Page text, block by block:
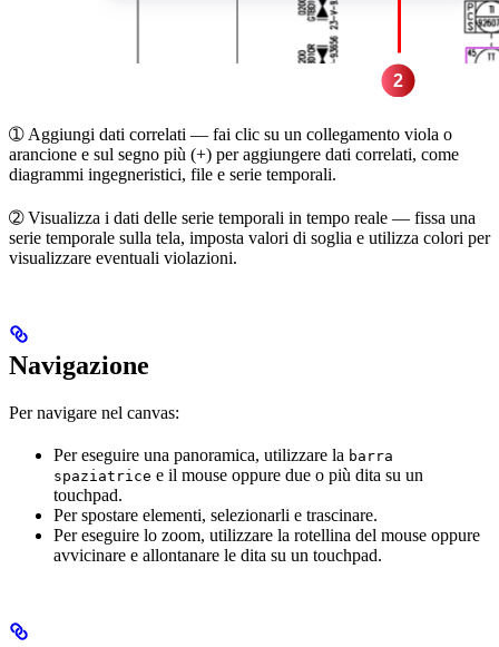
➀ Aggiungi dati correlati — fai clic su un collegamento viola o
arancione e sul segno più (+) per aggiungere dati correlati, come
diagrammi ingegneristici, file e serie temporali.
➁Visualizza i dati delle serie temporali in tempo reale — fissa una
serie temporale sulla tela, imposta valori di soglia e utilizza colori per
visualizzare eventuali violazioni.
Navigazione
Per navigare nel canvas:
Per eseguire una panoramica, utilizzare la barra
spaziatrice e il mouse oppure due o più dita su un
touchpad.
Perspostare elementi, selezionarli e trascinare.
Per eseguire lo zoom, utilizzare la rotellina del mouse oppure
avvicinare e allontanare le dita su un touchpad.